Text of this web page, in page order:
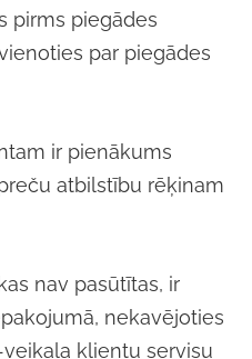
pirms piegādes
par piegādes
ir pienākums
atbilstību rēķinam
nav pasūtītas, ir
nekavējoties
klientu servisu